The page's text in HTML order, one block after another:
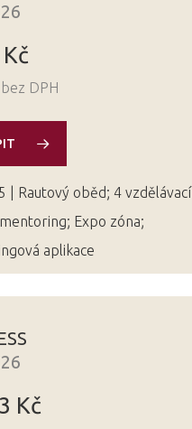
DPH
| Rautový oběd; 4 vzdělávací
Expo zóna;
aplikace
Kč